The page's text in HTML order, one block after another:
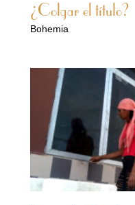
¿Colgar el título?
Bohemia